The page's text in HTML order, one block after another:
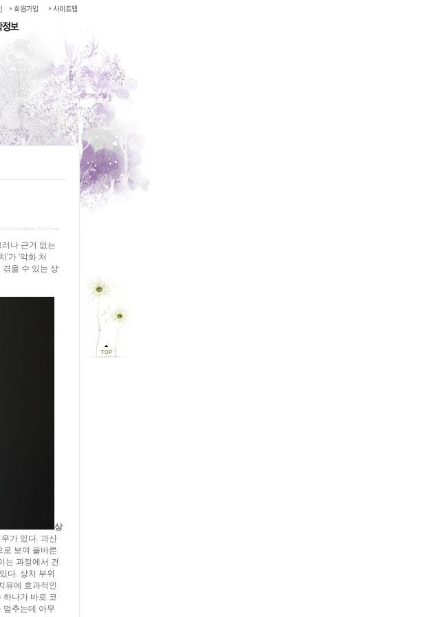
나 근거 없는
'가 '악화 처
겪을 수 있는 상
상
가 있다. 과산
로 보여 올바른
는 과정에서 건
다. 상처 부위
유에 효과적인
하나가 바로 코
멈추는데 아무